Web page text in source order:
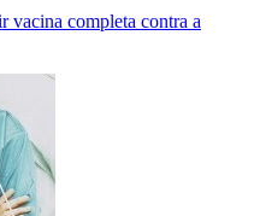
vacina completa contra a